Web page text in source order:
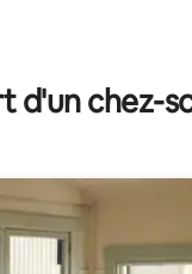
d'un chez-